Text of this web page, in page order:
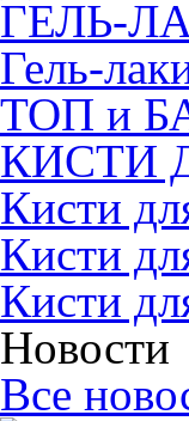
ГЕЛЬ-
Гель-
ТОП и
КИСТИ
Кисти
Кисти
Кисти
Новости
Все